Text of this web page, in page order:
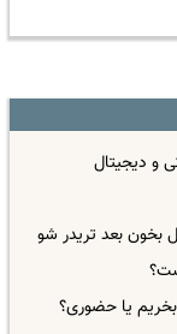
و دیجیتال
بعد تریدر شو
بخریم یا حضوری؟